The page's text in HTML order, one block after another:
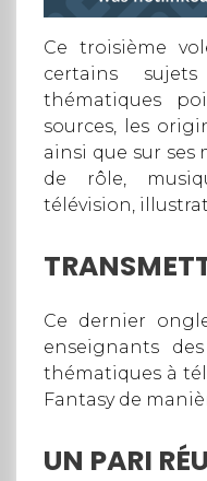
Ce troisième
certains
thématiques
sources, les
ainsi que sur
de rôle,
télévision,
Ce dernier
enseignants
thématiques à
Fantasy de
UN PARI